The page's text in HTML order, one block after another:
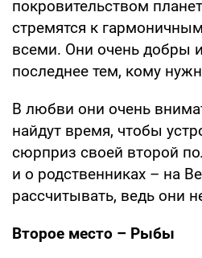
покровительством
стремятся к
всеми. Они очень добры
последнее тем, кому
В любви они очень
найдут время, чтобы
сюрприз своей второй
и о родственниках – на
рассчитывать, ведь они
Второе место – Рыбы